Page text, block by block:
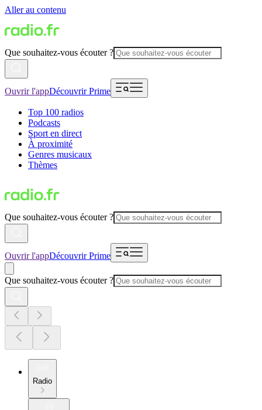
Aller au contenu
Que souhaitez-vous écouter ?
Ouvrir l'appDécouvrir Prime
Top 100 radios
Podcasts
Sport en direct
À proximité
Genres musicaux
Thèmes
Que souhaitez-vous écouter ?
Ouvrir l'appDécouvrir Prime
Que souhaitez-vous écouter ?
Radio